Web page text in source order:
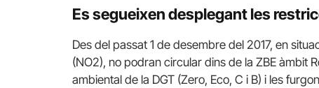
Es segueixen desplegant les
Des del passat 1 de desembre del 2017, en
(NO2), no podran circular dins de la ZBE àmbit
ambiental de la DGT (Zero, Eco, C i B) i les